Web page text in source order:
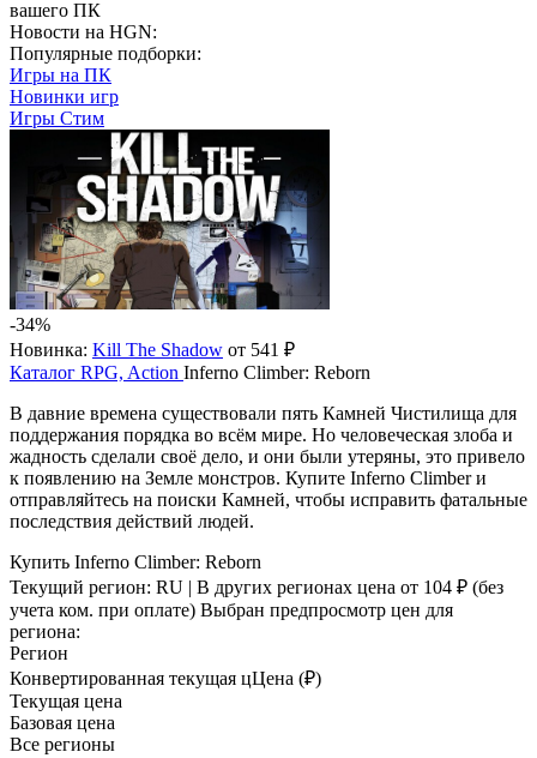
вашего ПК
Новости на HGN:
Популярные подборки:
Игры на ПК
Новинки игр
Игры Стим
-34%
Новинка: Kill The Shadow от 541 ₽
Каталог RPG, Action Inferno Climber: Reborn
В давние времена существовали пять Камней Чистилища для
поддержания порядка во всём мире. Но человеческая злоба и
жадность сделали своё дело, и они были утеряны, это привело
к появлению на Земле монстров. Купите Inferno Climber и
отправляйтесь на поиски Камней, чтобы исправить фатальные
последствия действий людей.
Купить Inferno Climber: Reborn
Текущий регион: RU | В других регионах цена от 104 ₽ (без
учета ком. при оплате) Выбран предпросмотр цен для
региона:
Регион
Конвертированная текущая цЦена (₽)
Текущая цена
Базовая цена
Все регионы